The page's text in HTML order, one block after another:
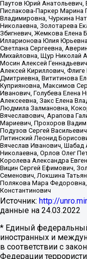
Паутов Юрий Анатольевич,
Пислакова-Паркер Марина
Владимировна, Чуркина
Николаевна, Золотарева
Збигневич, Жемкова Елена
Илларионова Юлия
Светлана Сергеевна,
Михайловна, Щур Николай
Мосин Алексей
Алексей Кириллович,
Дмитриевна, Вититинова
Куприяновна, Максимов
Иванович, Голубева Елена
Алексеевна, Закс Елена
Людмила Залмановна,
Вячеславович, Арапова
Мариевич, Прохоров
Подузов Сергей
Литинский Леонид
Вячеслав Иванович, Шабад
Николаевна, Орлов Олег
Королева Александра
Вицин Сергей Ефимович,
Семенович, Локшина
Полякова Мара Федоровна,
Константинович
Источник: http://
данные на 24.03.2022
* Единый
иностранных и
в соответствии с
Федерации